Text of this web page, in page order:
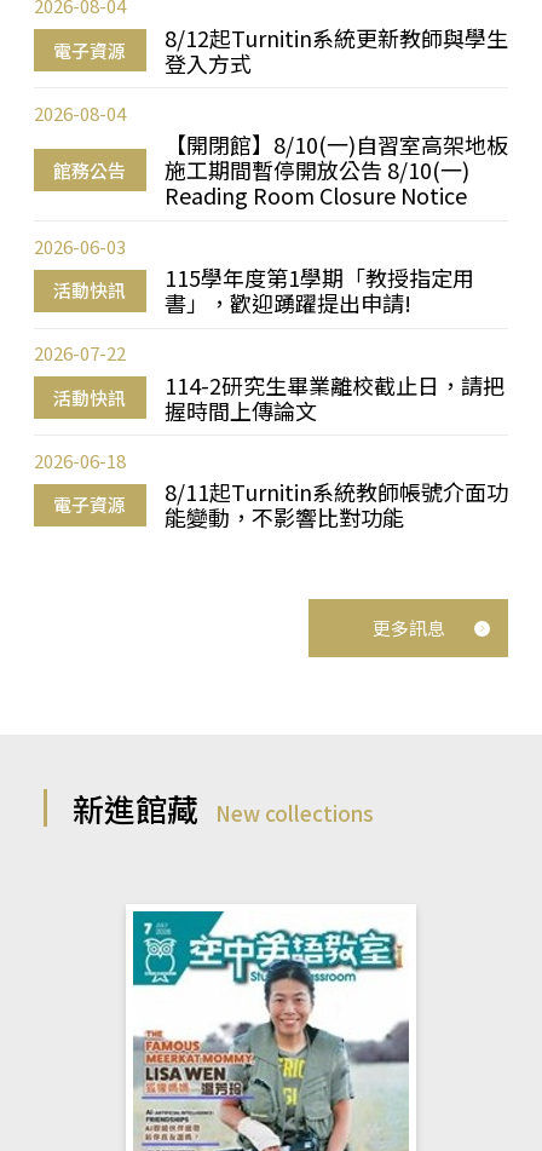
電子資源
8/12起Turnitin系統更新教師與學生
登入方式
2026-08-04
館務公告
【開閉館】8/10(一)自習室高架地板
施工期間暫停開放公告 8/10(一)
Reading Room Closure Notice
2026-08-04
活動快訊
115學年度第1學期「教授指定用
書」，歡迎踴躍提出申請!
2026-06-03
活動快訊
114-2研究生畢業離校截止日，請把
握時間上傳論文
2026-07-22
電子資源
8/11起Turnitin系統教師帳號介面功
能變動，不影響比對功能
2026-06-18
更多訊息
新進館藏 New collections